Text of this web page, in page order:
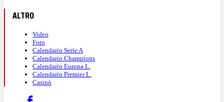
ALTRO
Video
Foto
Calendario Serie A
Calendario Champions
Calendario Europa L.
Calendario Premier L.
Casinò